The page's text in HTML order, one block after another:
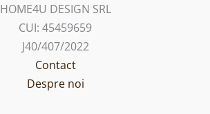
HOME4U DESIGN SRL
CUI: 45459659
J40/407/2022
Contact
Despre noi